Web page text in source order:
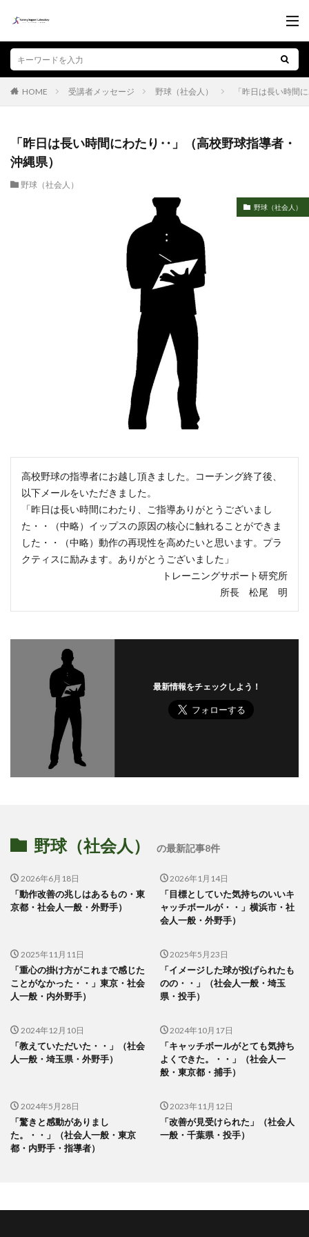
HOME 受講者メッセージ 野球（社会人） 「昨日は長い時間
「昨日は長い時間にわたり‥」（高校野球指導者・
沖縄県）
野球（社会人）
野球（社会人）
高校野球の指導者にお越し頂きました。コーチング終了後、
以下メールをいただきました。
「昨日は長い時間にわたり、ご指導ありがとうございまし
た・・（中略）イップスの原因の核心に触れることができま
した・・（中略）動作の再現性を高めたいと思います。プラ
クティスに励みます。ありがとうございました」
トレーニングサポート研究所
所長 松尾 明
最新情報をチェックしよう！
野球（社会人） の最新記事8件
2026年6月18日
「動作改善の兆しはあるもの・東
京都・社会人一般・外野手）
2026年1月14日
「目標としていた気持ちのいいキ
ャッチボールが・・」横浜市・社
会人一般・外野手）
2025年11月11日
「重心の掛け方がこれまで感じた
ことがなかった・・」東京・社会
人一般・内外野手）
2025年5月23日
「イメージした球が投げられたも
のの・・」（社会人一般・埼玉
県・投手）
2024年12月10日
「教えていただいた・・」（社会
人一般・埼玉県・外野手）
2024年10月17日
「キャッチボールがとても気持ち
よくできた。・・」（社会人一
般・東京都・捕手）
2024年5月28日
「驚きと感動がありまし
た。・・」（社会人一般・東京
都・内野手・指導者）
2023年11月12日
「改善が見受けられた」（社会人
一般・千葉県・投手）